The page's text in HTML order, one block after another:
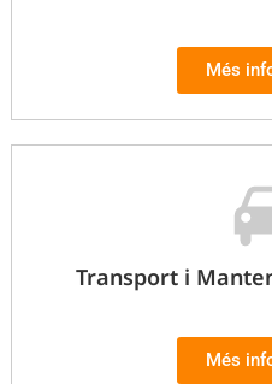
Més
Transport i
Més